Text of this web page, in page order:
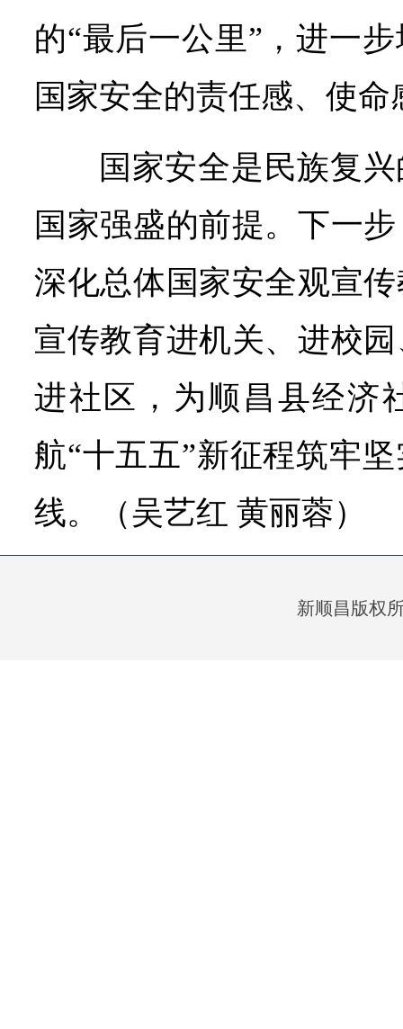
的“最后一公里”，进一
国家安全的责任感、使
国家安全是民族复
国家强盛的前提。下一
深化总体国家安全观宣
宣传教育进机关、进校
进社区，为顺昌县经济
航“十五五”新征程筑牢
线。（吴艺红 黄丽蓉）
新顺昌版权